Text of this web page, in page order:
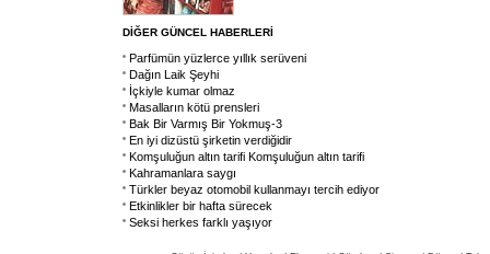
DİĞER GÜNCEL HABERLERİ
Parfümün yüzlerce yıllık serüveni
Dağın Laik Şeyhi
İçkiyle kumar olmaz
Masalların kötü prensleri
Bak Bir Varmış Bir Yokmuş-3
En iyi dizüstü şirketin verdiğidir
Komşuluğun altın tarifi Komşuluğun altın tarifi
Kahramanlara saygı
Türkler beyaz otomobil kullanmayı tercih ediyor
Etkinlikler bir hafta sürecek
Seksi herkes farklı yaşıyor